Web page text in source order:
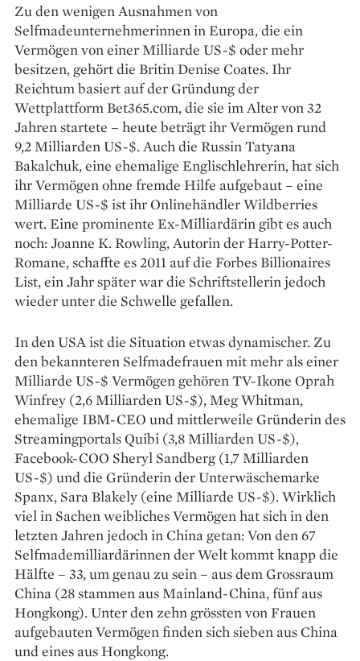
Zu den wenigen Ausnahmen von
Selfmadeunternehmerinnen in Europa, die ein
Vermögen von einer Milliarde US-$ oder mehr
besitzen, gehört die Britin Denise Coates. Ihr
Reichtum basiert auf der Gründung der
Wettplattform Bet365.com, die sie im Alter von 32
Jahren startete – heute beträgt ihr Vermögen rund
9,2 Milliarden US-$. Auch die Russin Tatyana
Bakalchuk, eine ehemalige Englischlehrerin, hat sich
ihr Vermögen ohne fremde Hilfe aufgebaut – eine
Milliarde US-$ ist ihr Onlinehändler Wildberries
wert. Eine prominente Ex-Milliardärin gibt es auch
noch: Joanne K. Rowling, Autorin der Harry-Potter-
Romane, schaffte es 2011 auf die Forbes Billionaires
List, ein Jahr später war die Schriftstellerin jedoch
wieder unter die Schwelle gefallen.
In den USA ist die ­Situation ­etwas dynamischer. Zu
den bekannteren Selfmadefrauen mit mehr als einer
Milliarde US-$ Vermögen gehören TV-Ikone Oprah
Winfrey (2,6 Milliarden US-$), Meg Whitman,
ehemalige IBM-CEO und ­mittlerweile Gründerin des
Streamingportals Quibi (3,8 Milliarden US-$),
Facebook-COO Sheryl Sandberg (1,7 Milliarden
US-$) und die ­Gründerin der Unterwäschemarke
Spanx, Sara Blakely (eine Milliarde US-$). Wirklich
viel in Sachen weibliches ­Vermögen hat sich in den
letzten Jahren jedoch in China getan: Von den 67
Selfmade­milliardärinnen der Welt kommt knapp die
Hälfte – 33, um genau zu sein – aus dem Grossraum
China (28 stammen aus Mainland-China, fünf aus
Hongkong). Unter den zehn grössten von Frauen
aufgebauten Vermögen finden sich sieben aus China
und eines aus Hongkong.